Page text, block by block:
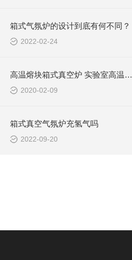
箱式气氛炉的设计到底有何不同？
2022-02-24
高温熔块箱式真空炉 实验室高温管式炉 智能型升降炉 大型工业熔块炉
2020-02-09
箱式真空气氛炉充氢气吗
2022-09-20